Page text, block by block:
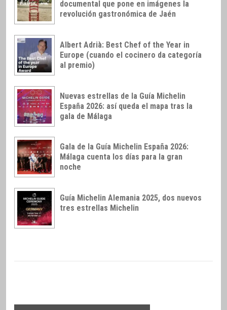
documental que pone en imágenes la
revolución gastronómica de Jaén
Albert Adrià: Best Chef of the Year in
Europe (cuando el cocinero da categoría
al premio)
Nuevas estrellas de la Guía Michelin
España 2026: así queda el mapa tras la
gala de Málaga
Gala de la Guía Michelin España 2026:
Málaga cuenta los días para la gran
noche
Guía Michelin Alemania 2025, dos nuevos
tres estrellas Michelin